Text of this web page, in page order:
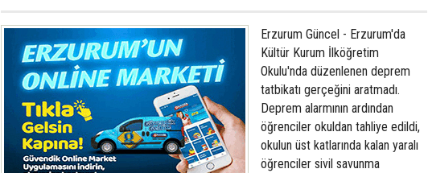
Erzurum Güncel - Erzurum'da
Kültür Kurum İlköğretim
Okulu'nda düzenlenen deprem
tatbikatı gerçeğini aratmadı.
Deprem alarmının ardından
öğrenciler okuldan tahliye edildi,
okulun üst katlarında kalan yaralı
öğrenciler sivil savunma